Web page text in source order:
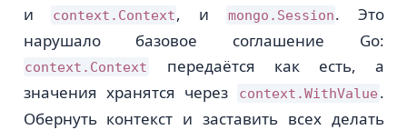
и
context.Context, и mongo.Session. Это
нарушало базовое соглашение Go:
context.Context
передаётся как есть, а
значения хранятся через
context.WithValue .
Обернуть контекст и заставить всех делать